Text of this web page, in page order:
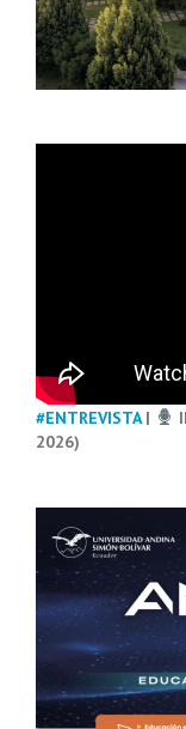
#ENTREVISTA|
2026)